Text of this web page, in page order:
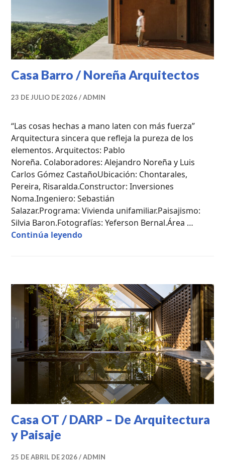
Casa Barro / Noreña Arquitectos
23 DE JULIO DE 2026 ADMIN
“Las cosas hechas a mano laten con más fuerza”
Arquitectura sincera que refleja la pureza de los
elementos. Arquitectos: Pablo
Noreña. Colaboradores: Alejandro Noreña y Luis
Carlos Gómez CastañoUbicación: Chontarales,
Pereira, Risaralda.Constructor: Inversiones
Noma.Ingeniero: Sebastián
Salazar.Programa: Vivienda unifamiliar.Paisajismo:
Silvia Baron.Fotografías: Yeferson Bernal.Área …
Continúa leyendoCasa Barro / Noreña Arquitectos
DE
,
PROYECTOS
PROFESIONALES
Casa OT / DARP – De Arquitectura
y Paisaje
25 DE ABRIL DE 2026 ADMIN